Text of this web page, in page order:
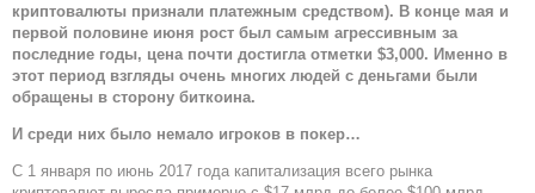
криптовалюты признали платежным средством). В конце мая и
первой половине июня рост был самым агрессивным за
последние годы, цена почти достигла отметки $3,000. Именно в
этот период взгляды очень многих людей с деньгами были
обращены в сторону биткоина.
И среди них было немало игроков в покер…
С 1 января по июнь 2017 года капитализация всего рынка